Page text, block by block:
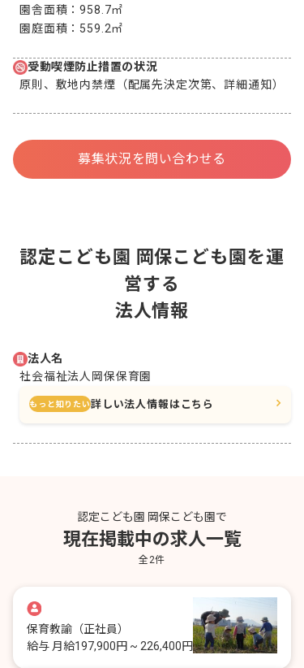
園舎面積：958.7㎡
園庭面積： 559.2㎡
受動喫煙防止措置の状況
原則、敷地内禁煙（配属先決定次第、詳細通知）
募集状況を問い合わせる
認定こども園 岡保こども園を運
営する
法人情報
法人名
社会福祉法人岡保保育園
もっと知りたい詳しい法人情報はこちら
認定こども園 岡保こども園で
現在掲載中の求人一覧
全2件
保育教諭 （正社員）
給与 月給197,900円 ~ 226,400円